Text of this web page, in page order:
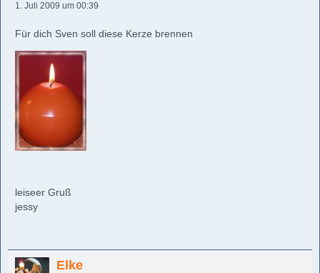
1. Juli 2009 um 00:39
Für dich Sven soll diese Kerze brennen
leiseer Gruß
jessy
Elke